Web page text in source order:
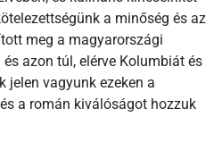
a minőség és az
meg a magyarországi
azon túl, elérve Kolumbiát és
jelen vagyunk ezeken a
a román kiválóságot hozzuk